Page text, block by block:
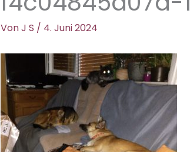
VonJ S / 4. Juni 2024